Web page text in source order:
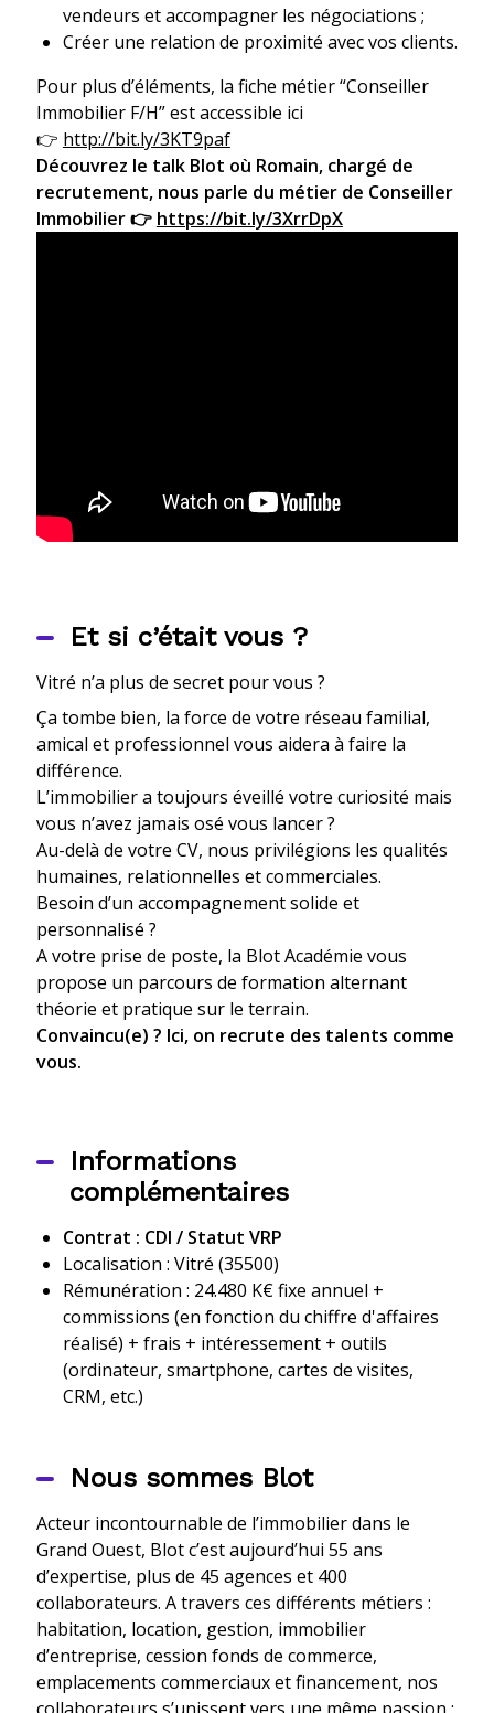
vendeurs et accompagner les négociations ;
Créer une relation de proximité avec vos clients.
Pour plus d’éléments, la fiche métier “Conseiller
Immobilier F/H” est accessible ici
👉 http://bit.ly/3KT9paf
Découvrez le talk Blot où Romain, chargé de
recrutement, nous parle du métier de Conseiller
Immobilier 👉 https://bit.ly/3XrrDpX
Et si c’était vous ?
Vitré n’a plus de secret pour vous ?
Ça tombe bien, la force de votre réseau familial,
amical et professionnel vous aidera à faire la
différence.
L’immobilier a toujours éveillé votre curiosité mais
vous n’avez jamais osé vous lancer ?
Au-delà de votre CV, nous privilégions les qualités
humaines, relationnelles et commerciales.
Besoin d’un accompagnement solide et
personnalisé ?
A votre prise de poste, la Blot Académie vous
propose un parcours de formation alternant
théorie et pratique sur le terrain.
Convaincu(e) ? Ici, on recrute des talents comme
vous.
Informations
complémentaires
Contrat : CDI / Statut VRP
Localisation : Vitré (35500)
Rémunération : 24.480 K€ fixe annuel +
commissions (en fonction du chiffre d'affaires
réalisé) + frais + intéressement + outils
(ordinateur, smartphone, cartes de visites,
CRM, etc.)
Nous sommes Blot
Acteur incontournable de l’immobilier dans le
Grand Ouest, Blot c’est aujourd’hui 55 ans
d’expertise, plus de 45 agences et 400
collaborateurs. A travers ces différents métiers :
habitation, location, gestion, immobilier
d’entreprise, cession fonds de commerce,
emplacements commerciaux et financement, nos